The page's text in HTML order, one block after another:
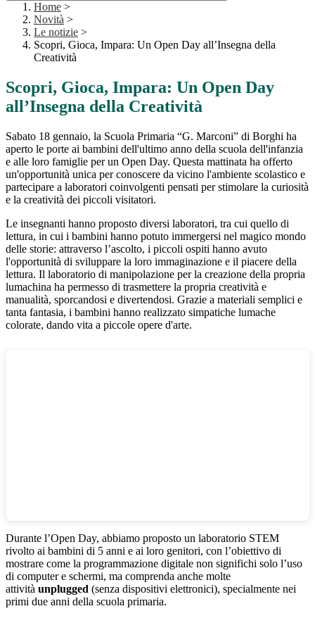
Home >
Novità >
Le notizie >
Scopri, Gioca, Impara: Un Open Day all’Insegna della
Creatività
Scopri, Gioca, Impara: Un Open Day
all’Insegna della Creatività
Sabato 18 gennaio, la Scuola Primaria “G. Marconi” di Borghi ha
aperto le porte ai bambini dell'ultimo anno della scuola dell'infanzia
e alle loro famiglie per un Open Day. Questa mattinata ha offerto
un'opportunità unica per conoscere da vicino l'ambiente scolastico e
partecipare a laboratori coinvolgenti pensati per stimolare la curiosità
e la creatività dei piccoli visitatori.
Le insegnanti hanno proposto diversi laboratori, tra cui quello di
lettura, in cui i bambini hanno potuto immergersi nel magico mondo
delle storie: attraverso l’ascolto, i piccoli ospiti hanno avuto
l'opportunità di sviluppare la loro immaginazione e il piacere della
lettura. Il laboratorio di manipolazione per la creazione della propria
lumachina ha permesso di trasmettere la propria creatività e
manualità, sporcandosi e divertendosi. Grazie a materiali semplici e
tanta fantasia, i bambini hanno realizzato simpatiche lumache
colorate, dando vita a piccole opere d'arte.
Durante l’Open Day, abbiamo proposto un laboratorio STEM
rivolto ai bambini di 5 anni e ai loro genitori, con l’obiettivo di
mostrare come la programmazione digitale non significhi solo l’uso
di computer e schermi, ma comprenda anche molte
attività unplugged (senza dispositivi elettronici), specialmente nei
primi due anni della scuola primaria.